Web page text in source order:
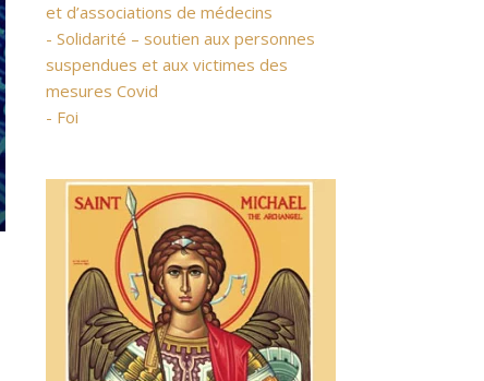
et d’associations de médecins
- Solidarité – soutien aux personnes
suspendues et aux victimes des
mesures Covid
- Foi